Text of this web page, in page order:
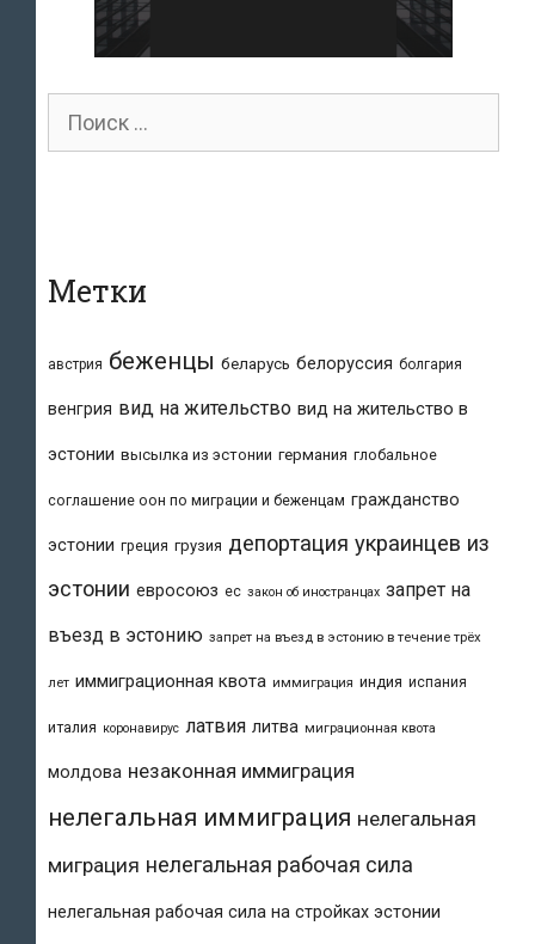
Поиск
для:
Метки
австрия беженцы беларусь белоруссия болгария
венгрия вид на жительство вид на жительство в
эстонии высылка из эстонии германия глобальное
соглашение оон по миграции и беженцам гражданство
эстонии греция грузия депортация украинцев из
эстонии евросоюз ес закон об иностранцах запрет на
въезд в эстонию запрет на въезд в эстонию в течение трёх
лет иммиграционная квота иммиграция индия испания
италия коронавирус латвия литва миграционная квота
молдова незаконная иммиграция
нелегальная иммиграция нелегальная
миграция нелегальная рабочая сила
нелегальная рабочая сила на стройках эстонии